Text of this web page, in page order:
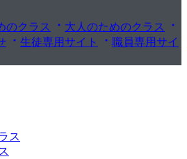
のクラス
大人のためのクラス
生徒専用サイト
職員専用サイ
ス